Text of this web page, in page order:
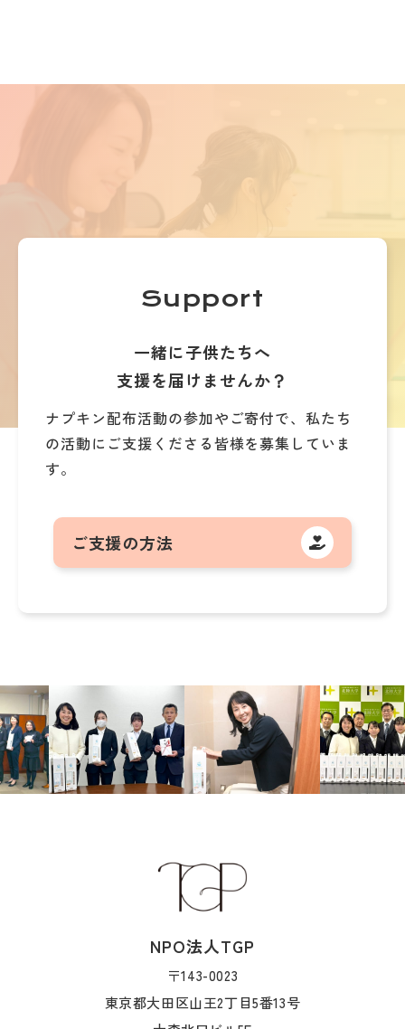
Support
一緒に子供たちへ
支援を届けませんか？
ナプキン配布活動の参加やご寄付で、私たち
の活動にご支援くださる皆様を募集していま
す。
ご支援の方法
NPO法人TGP
〒143-0023
東京都大田区山王2丁目5番13号